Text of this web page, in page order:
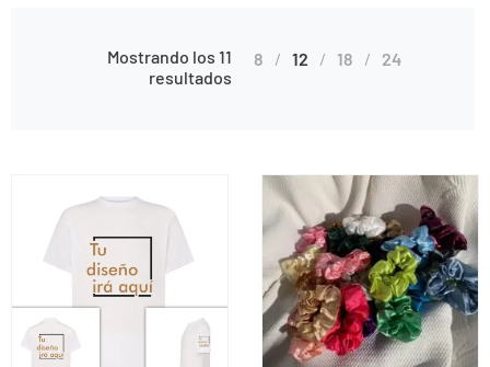
Mostrando los 11
resultados
8 12 18 24